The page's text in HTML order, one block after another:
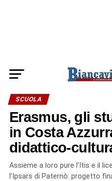
SCUOLA
Erasmus, gli
in Costa
didattico-
Assieme a loro pure l’Itis e il
l’Ipsars di Paternò: progetto